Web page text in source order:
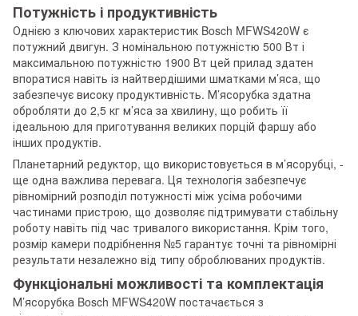
Потужність і продуктивність
Однією з ключових характеристик Bosch MFWS420W є
потужний двигун. З номінальною потужністю 500 Вт і
максимальною потужністю 1900 Вт цей прилад здатен
впоратися навіть із найтвердішими шматками м’яса, що
забезпечує високу продуктивність. М’ясорубка здатна
обробляти до 2,5 кг м’яса за хвилину, що робить її
ідеальною для приготування великих порцій фаршу або
інших продуктів.
Планетарний редуктор, що використовується в м’ясорубці, -
ще одна важлива перевага. Ця технологія забезпечує
рівномірний розподіл потужності між усіма робочими
частинами пристрою, що дозволяє підтримувати стабільну
роботу навіть під час тривалого використання. Крім того,
розмір камери подрібнення №5 гарантує точні та рівномірні
результати незалежно від типу оброблюваних продуктів.
Функціональні можливості та комплектація
М’ясорубка Bosch MFWS420W постачається з